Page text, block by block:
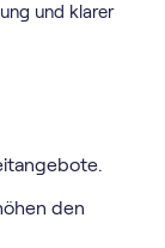
und klarer
den